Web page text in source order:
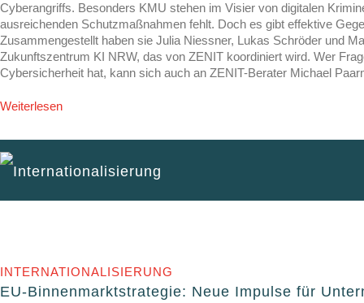
Cyberangriffs. Besonders KMU stehen im Visier von digitalen
ausreichenden Schutzmaßnahmen fehlt. Doch es gibt effektive
Zusammengestellt haben sie Julia Niessner, Lukas Schröder und
Zukunftszentrum KI NRW, das von ZENIT koordiniert wird. Wer
Cybersicherheit hat, kann sich auch an ZENIT-Berater Michael
Weiterlesen
Internationa­lisierung
INTERNATIONALISIERUNG
EU-Binnenmarktstrategie: Neue Impulse für